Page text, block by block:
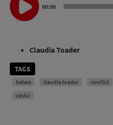
Audio
Player
00:00
Claudia Toader
TAGS
bataie claudia toader conflict
vaslui